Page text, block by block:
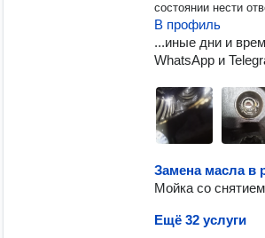
состоянии нести
если это возможно.
В профиль
...иные дни и
WhatsApp и
Замена масла в
Мойка со снятием
Ещё 32 услуги